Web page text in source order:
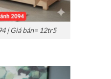
| Giá bán= 12tr5